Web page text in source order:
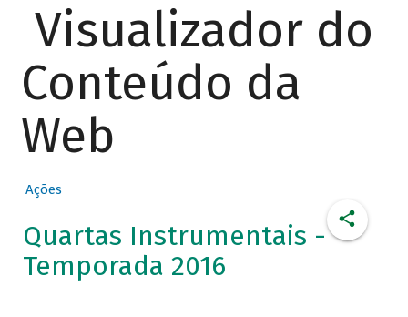
Visualizador do
Conteúdo da
Web
Ações
Quartas Instrumentais -
Temporada 2016